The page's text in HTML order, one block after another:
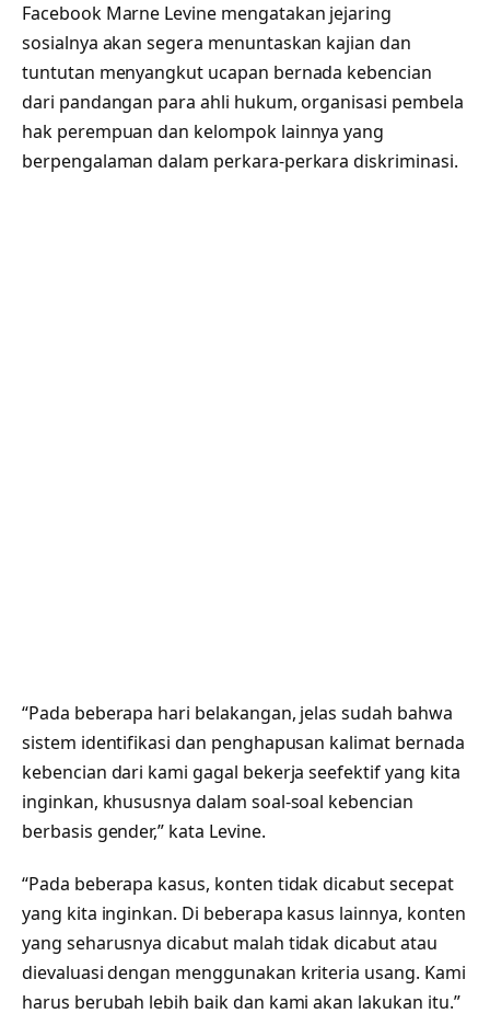
Facebook Marne Levine mengatakan jejaring
sosialnya akan segera menuntaskan kajian dan
tuntutan menyangkut ucapan bernada kebencian
dari pandangan para ahli hukum, organisasi pembela
hak perempuan dan kelompok lainnya yang
berpengalaman dalam perkara-perkara diskriminasi.
“Pada beberapa hari belakangan, jelas sudah bahwa
sistem identifikasi dan penghapusan kalimat bernada
kebencian dari kami gagal bekerja seefektif yang kita
inginkan, khususnya dalam soal-soal kebencian
berbasis gender,” kata Levine.
“Pada beberapa kasus, konten tidak dicabut secepat
yang kita inginkan. Di beberapa kasus lainnya, konten
yang seharusnya dicabut malah tidak dicabut atau
dievaluasi dengan menggunakan kriteria usang. Kami
harus berubah lebih baik dan kami akan lakukan itu.”